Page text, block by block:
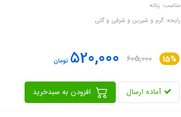
مناسب: زنانه
رایحه: گرم و شیرین و شرقی و گلی
15%
605,000
520,000 تومان
آماده ارسال